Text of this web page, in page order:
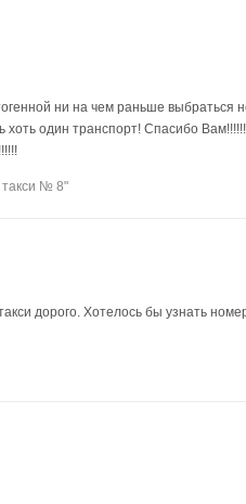
ни на чем раньше выбраться
хоть один транспорт! Спасибо
№ 8"
дорого. Хотелось бы узнать